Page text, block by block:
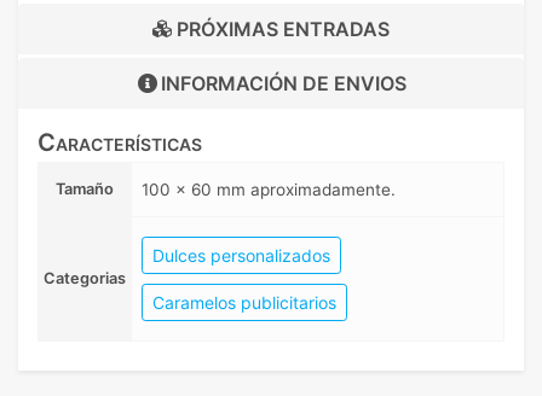
PRÓXIMAS ENTRADAS
INFORMACIÓN DE ENVIOS
Características
Tamaño 100 x 60 mm aproximadamente.
Categorias
Dulces personalizados
Caramelos publicitarios